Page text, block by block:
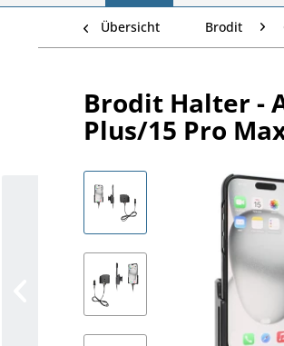
Übersicht Brodit
Brodit Halter -
Plus/15 Pro